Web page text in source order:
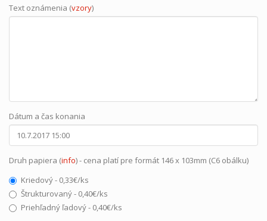
Text oznámenia (vzory)
Dátum a čas konania
Druh papiera (info) - cena platí pre formát 146 x 103mm (C6 obálku)
Kriedový - 0,33€/ks
Štrukturovaný - 0,40€/ks
Priehľadný ľadový - 0,40€/ks